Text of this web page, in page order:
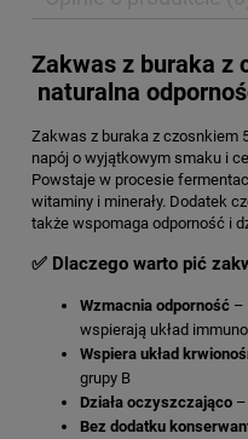
Zakwas z buraka z
naturalna
Zakwas z buraka z czosnkiem
napój o wyjątkowym smaku i
Powstaje w procesie
witaminy i minerały. Dodatek
także wspomaga odporność i
✅ Dlaczego warto pić
Wzmacnia odporność –
wspierają układ
Wspiera układ
grupy B
Działa oczyszczająco
Bez dodatku